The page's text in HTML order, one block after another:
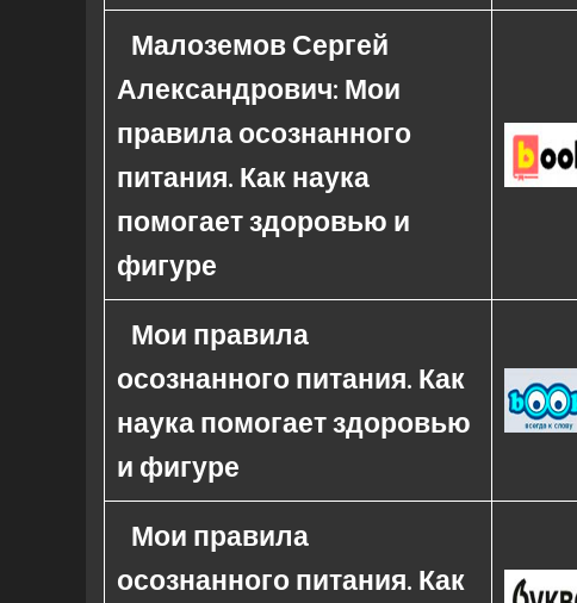
Малоземов Сергей
Александрович: Мои
правила осознанного
питания. Как наука
помогает здоровью и
фигуре
Мои правила
осознанного питания. Как
наука помогает здоровью
и фигуре
Мои правила
осознанного питания. Как